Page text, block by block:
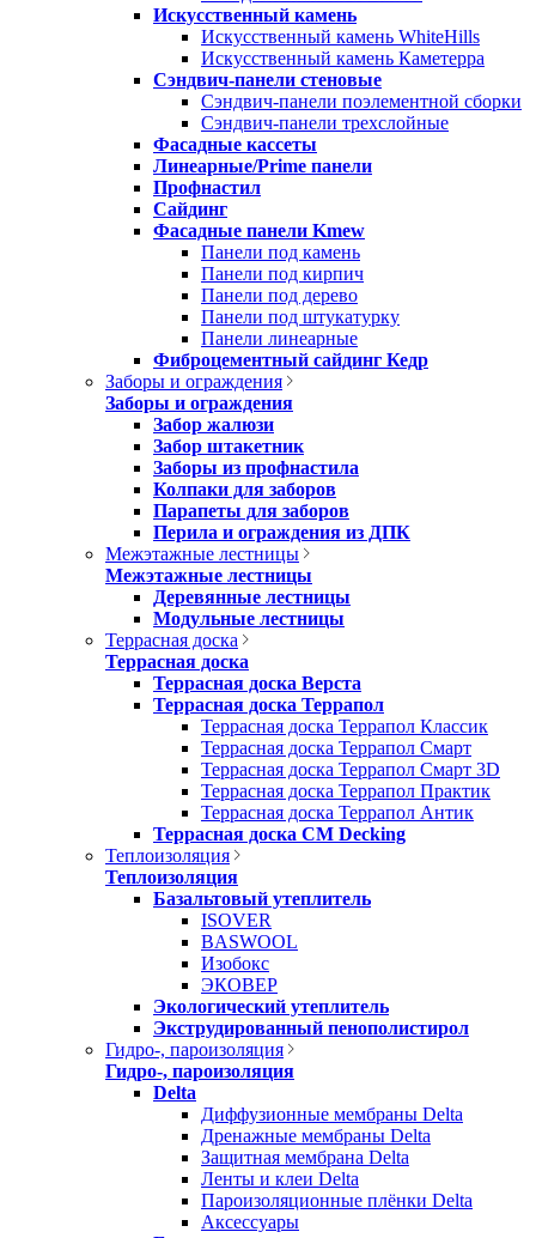
Искусственный камень
Искусственный камень WhiteHills
Искусственный камень Каметерра
Сэндвич-панели стеновые
Сэндвич-панели поэлементной сборки
Сэндвич-панели трехслойные
Фасадные кассеты
Линеарные/Prime панели
Профнастил
Сайдинг
Фасадные панели Kmew
Панели под камень
Панели под кирпич
Панели под дерево
Панели под штукатурку
Панели линеарные
Фиброцементный сайдинг Кедр
Заборы и ограждения
Заборы и ограждения
Забор жалюзи
Забор штакетник
Заборы из профнастила
Колпаки для заборов
Парапеты для заборов
Перила и ограждения из ДПК
Межэтажные лестницы
Межэтажные лестницы
Деревянные лестницы
Модульные лестницы
Террасная доска
Террасная доска
Террасная доска Верста
Террасная доска Террапол
Террасная доска Террапол Классик
Террасная доска Террапол Смарт
Террасная доска Террапол Смарт 3D
Террасная доска Террапол Практик
Террасная доска Террапол Антик
Террасная доска CM Decking
Теплоизоляция
Теплоизоляция
Базальтовый утеплитель
ISOVER
BASWOOL
Изобокс
ЭКОВЕР
Экологический утеплитель
Экструдированный пенополистирол
Гидро-, пароизоляция
Гидро-, пароизоляция
Delta
Диффузионные мембраны Delta
Дренажные мембраны Delta
Защитная мембрана Delta
Ленты и клеи Delta
Пароизоляционные плёнки Delta
Аксессуары